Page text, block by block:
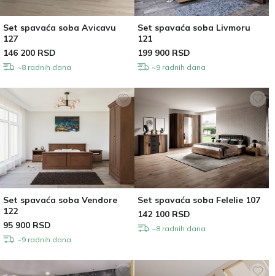
Set spavaća soba Avicavu
127
146 200 RSD
~8 radnih dana
Set spavaća soba Livmoru
121
199 900 RSD
~9 radnih dana
Set spavaća soba Vendore
122
95 900 RSD
~9 radnih dana
Set spavaća soba Felelie 107
142 100 RSD
~8 radnih dana